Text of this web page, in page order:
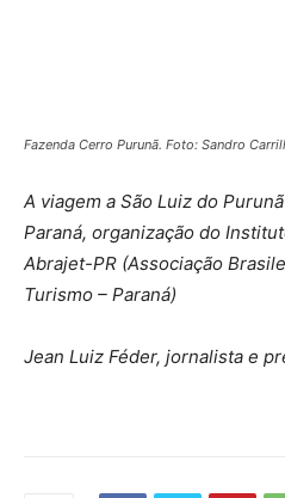
Fazenda Cerro Purunã. Foto: Sandro
A viagem a São Luiz do
Paraná, organização do
Abrajet-PR (Associação
Turismo – Paraná)
Jean Luiz Féder, jornalista e